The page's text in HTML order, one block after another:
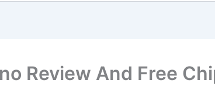
Review And Free